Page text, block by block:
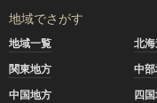
地域でさがす
地域一覧 北
関東地方
中
中国地方
四